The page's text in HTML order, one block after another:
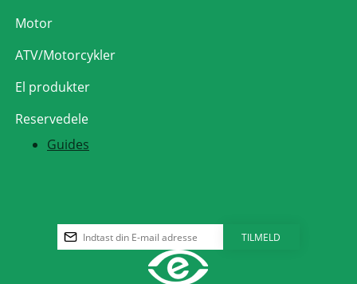
Motor
ATV/Motorcykler
El produkter
Reservedele
Guides
TILMELD